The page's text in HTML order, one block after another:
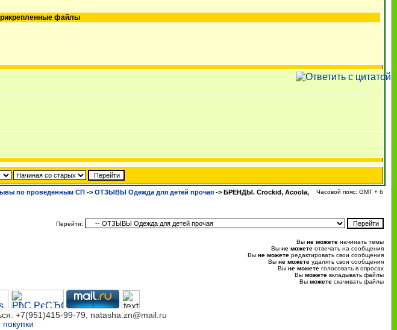
файлы
по проведенным СП -> ОТЗЫВЫ Одежда для детей прочая -> БРЕНДЫ. Crockid, Acoola,
Часовой пояс: GMT + 6
Перейти:
Вы не можете начинать темы
Вы не можете отвечать на сообщения
Вы не можете редактировать свои сообщения
Вы не можете удалять свои сообщения
Вы не можете голосовать в опросах
Вы можете вкладывать файлы
Вы можете скачивать файлы
+7(951)415-99-79, natasha.zn@mail.ru